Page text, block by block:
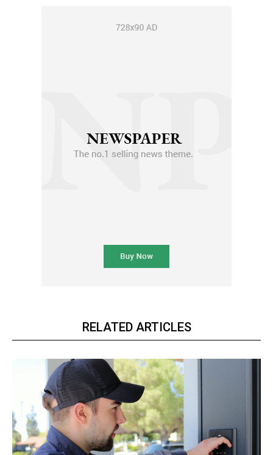
RELATED ARTICLES